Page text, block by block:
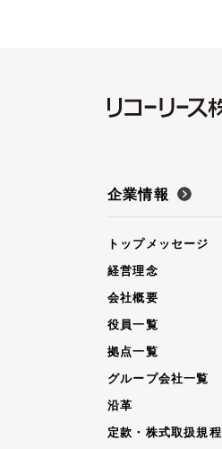
企業情報
トップメッセージ
経営理念
会社概要
役員一覧
拠点一覧
グループ会社一覧
沿革
定款・株式取扱規程